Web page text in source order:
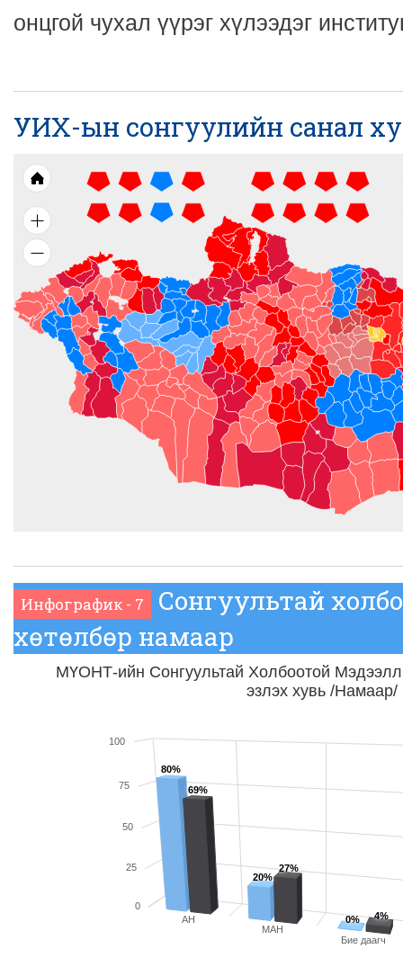
онцгой чухал үүрэг хүлээдэг
УИХ-ын сонгуулийн санал
Инфографик - 7
Сонгуультай
хөтөлбөр намаар
МҮОНТ-ийн Сонгуультай Холбоотой
эзлэх хувь /Намаар/
69%
27%
4%
80%
20%
0%
АН
МАН
Бие даагч
0
25
50
75
100